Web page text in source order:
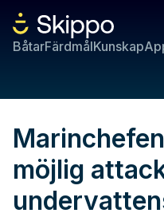
BåtarFärdmålKunskap
möjlig